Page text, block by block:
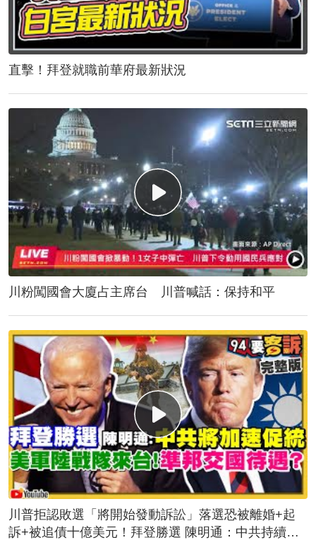
直擊！拜登就職前華府最新狀況
川粉闖國會大廈占主席台 川普喊話：保持和平
川普拒認敗選「將開始發動訴訟」落選恐被離婚+起
訴+被追債十億美元！拜登勝選 陳明通：中共持續對